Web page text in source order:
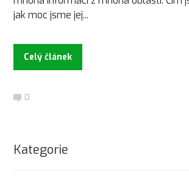
jak moc jsme jej...
Celý článek
0
Kategorie